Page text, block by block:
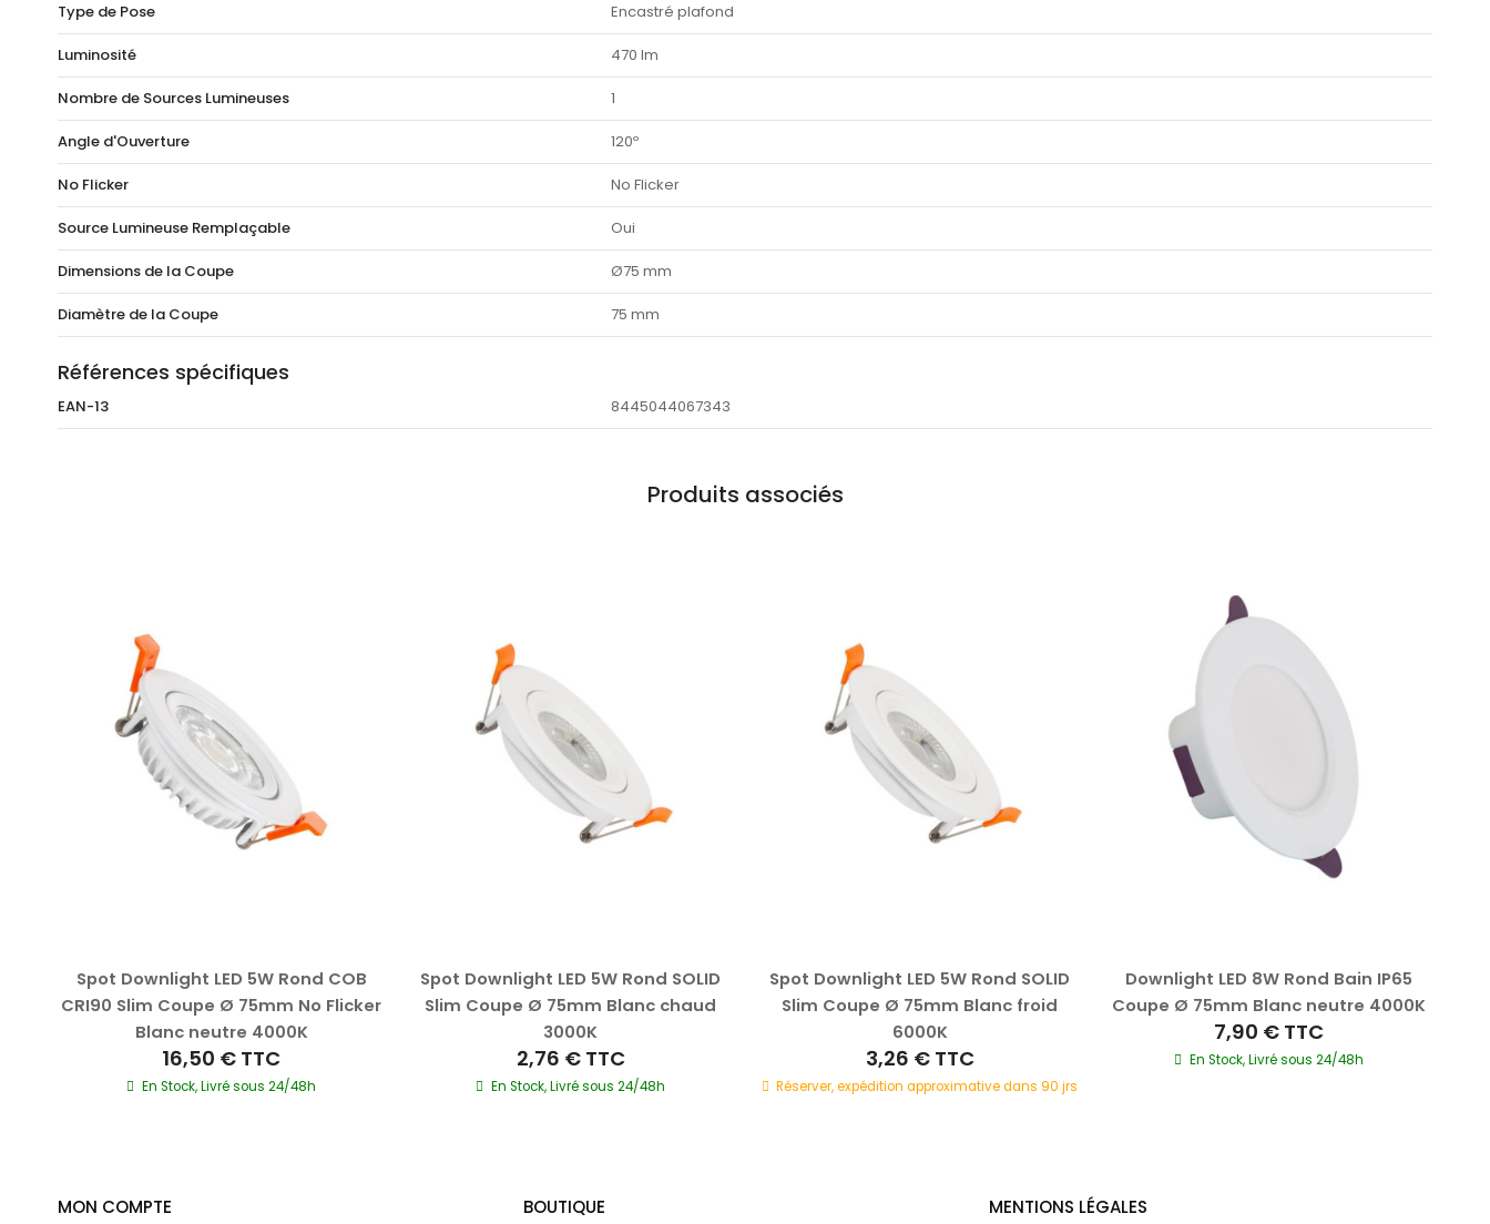
Type de Pose Encastré plafond
Luminosité 470 lm
Nombre de Sources Lumineuses 1
Angle d'Ouverture 120º
No Flicker No Flicker
Source Lumineuse Remplaçable Oui
Dimensions de la Coupe Ø75 mm
Diamètre de la Coupe 75 mm
Références spécifiques
EAN-13 8445044067343
Produits associés
Spot Downlight LED 5W Rond COB
CRI90 Slim Coupe Ø 75mm No Flicker
Blanc neutre 4000K
16,50 € TTC
En Stock, Livré sous 24/48h
Spot Downlight LED 5W Rond SOLID
Slim Coupe Ø 75mm Blanc chaud
3000K
2,76 € TTC
En Stock, Livré sous 24/48h
Spot Downlight LED 5W Rond SOLID
Slim Coupe Ø 75mm Blanc froid
6000K
3,26 € TTC
Réserver, expédition approximative dans 90 jrs
Downlight LED 8W Rond Bain IP65
Coupe Ø 75mm Blanc neutre 4000K
7,90 € TTC
En Stock, Livré sous 24/48h
MON COMPTE BOUTIQUE MENTIONS LÉGALES